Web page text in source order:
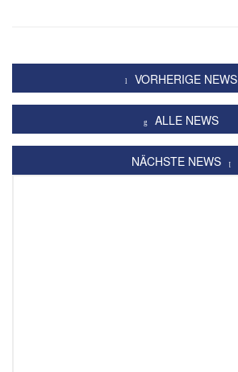
VORHERIGE NEWS
ALLE NEWS
NÄCHSTE NEWS